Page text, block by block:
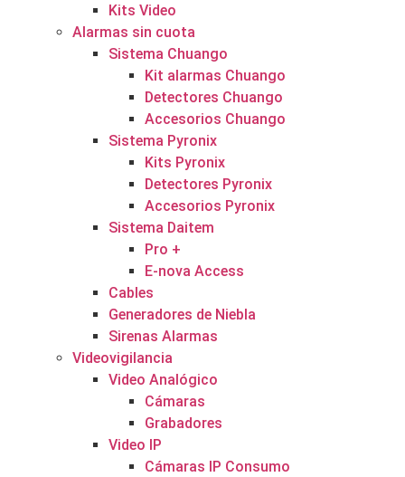
Kits Video
Alarmas sin cuota
Sistema Chuango
Kit alarmas Chuango
Detectores Chuango
Accesorios Chuango
Sistema Pyronix
Kits Pyronix
Detectores Pyronix
Accesorios Pyronix
Sistema Daitem
Pro +
E-nova Access
Cables
Generadores de Niebla
Sirenas Alarmas
Videovigilancia
Video Analógico
Cámaras
Grabadores
Video IP
Cámaras IP Consumo